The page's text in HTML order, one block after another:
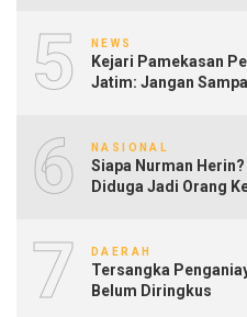
5 NEWS
Kejari Pamekasan
Jatim: Jangan
6 NASIONAL
Siapa Nurman
Diduga Jadi Orang
7 DAERAH
Tersangka
Belum Diringkus